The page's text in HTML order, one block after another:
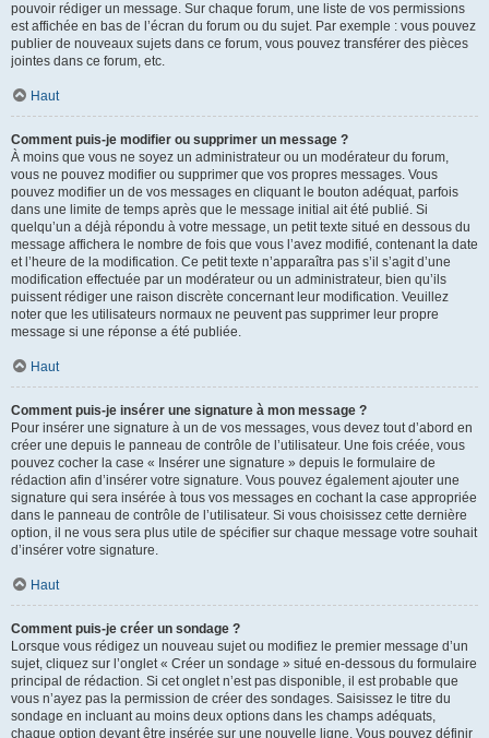
pouvoir rédiger un message. Sur chaque forum, une liste de vos permissions
est affichée en bas de l’écran du forum ou du sujet. Par exemple : vous pouvez
publier de nouveaux sujets dans ce forum, vous pouvez transférer des pièces
jointes dans ce forum, etc.
Haut
Comment puis-je modifier ou supprimer un message ?
À moins que vous ne soyez un administrateur ou un modérateur du forum,
vous ne pouvez modifier ou supprimer que vos propres messages. Vous
pouvez modifier un de vos messages en cliquant le bouton adéquat, parfois
dans une limite de temps après que le message initial ait été publié. Si
quelqu’un a déjà répondu à votre message, un petit texte situé en dessous du
message affichera le nombre de fois que vous l’avez modifié, contenant la date
et l’heure de la modification. Ce petit texte n’apparaîtra pas s’il s’agit d’une
modification effectuée par un modérateur ou un administrateur, bien qu’ils
puissent rédiger une raison discrète concernant leur modification. Veuillez
noter que les utilisateurs normaux ne peuvent pas supprimer leur propre
message si une réponse a été publiée.
Haut
Comment puis-je insérer une signature à mon message ?
Pour insérer une signature à un de vos messages, vous devez tout d’abord en
créer une depuis le panneau de contrôle de l’utilisateur. Une fois créée, vous
pouvez cocher la case « Insérer une signature » depuis le formulaire de
rédaction afin d’insérer votre signature. Vous pouvez également ajouter une
signature qui sera insérée à tous vos messages en cochant la case appropriée
dans le panneau de contrôle de l’utilisateur. Si vous choisissez cette dernière
option, il ne vous sera plus utile de spécifier sur chaque message votre souhait
d’insérer votre signature.
Haut
Comment puis-je créer un sondage ?
Lorsque vous rédigez un nouveau sujet ou modifiez le premier message d’un
sujet, cliquez sur l’onglet « Créer un sondage » situé en-dessous du formulaire
principal de rédaction. Si cet onglet n’est pas disponible, il est probable que
vous n’ayez pas la permission de créer des sondages. Saisissez le titre du
sondage en incluant au moins deux options dans les champs adéquats,
chaque option devant être insérée sur une nouvelle ligne. Vous pouvez définir